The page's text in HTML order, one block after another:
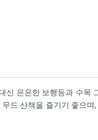
은은한 보행등과 수목
드 산책을 즐기기 좋으